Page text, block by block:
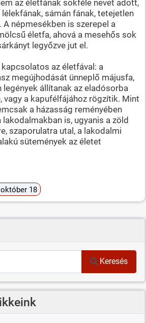
az életfának sokféle nevet adott,
sámán fának, tetejetlen
A népmesékben is szerepel a
életfa, ahová a mesehős sok
legyőzve jut el.
az életfával: a
megújhodását ünneplő májusfa,
legények állítanak az eladósorba
vagy a kapufélfájához rögzítik. Mint
a házasság reményében
lakodalmakban is, ugyanis a zöld
szaporulatra utal, a lakodalmi
sütemények az életet
18
Keresés